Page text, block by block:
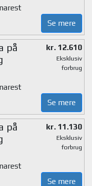
Se mere
på
kr. 12.610
Eksklusiv
forbrug
Se mere
på
kr. 11.130
Eksklusiv
forbrug
Se mere